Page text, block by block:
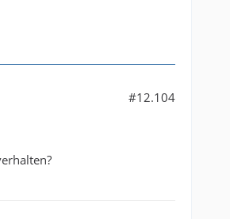
#12.104